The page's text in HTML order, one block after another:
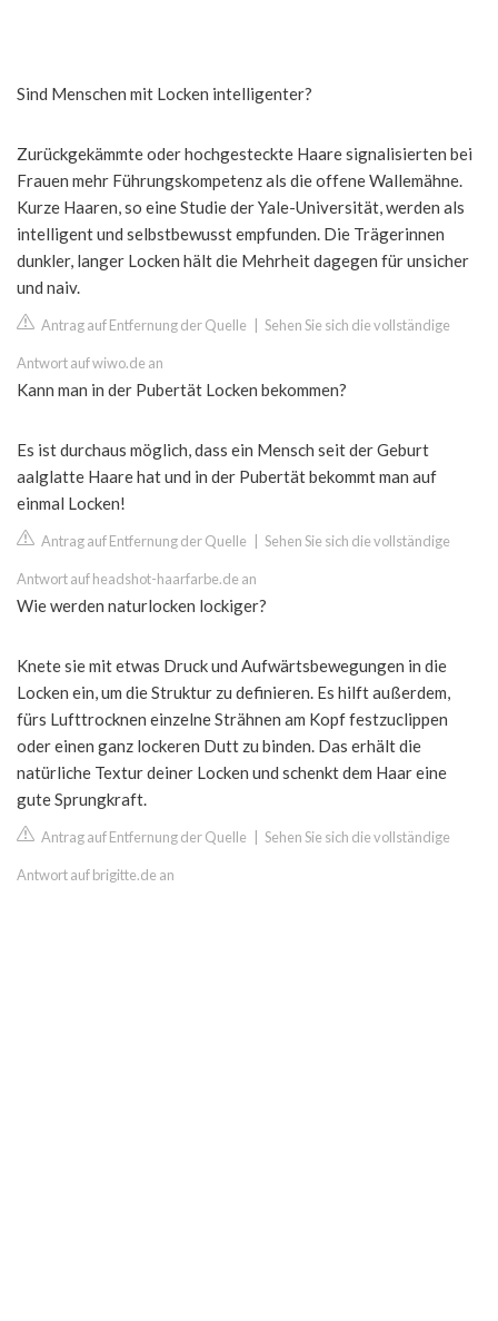
Sind Menschen mit Locken intelligenter?
Zurückgekämmte oder hochgesteckte Haare signalisierten bei
Frauen mehr Führungskompetenz als die offene Wallemähne.
Kurze Haaren, so eine Studie der Yale-Universität, werden als
intelligent und selbstbewusst empfunden. Die Trägerinnen
dunkler, langer Locken hält die Mehrheit dagegen für unsicher
und naiv.
Antrag auf Entfernung der Quelle Sehen Sie sich die vollständige
Antwort auf wiwo.de an
Kann man in der Pubertät Locken bekommen?
Es ist durchaus möglich, dass ein Mensch seit der Geburt
aalglatte Haare hat und in der Pubertät bekommt man auf
einmal Locken!
Antrag auf Entfernung der Quelle Sehen Sie sich die vollständige
Antwort auf headshot-haarfarbe.de an
Wie werden naturlocken lockiger?
Knete sie mit etwas Druck und Aufwärtsbewegungen in die
Locken ein, um die Struktur zu definieren. Es hilft außerdem,
fürs Lufttrocknen einzelne Strähnen am Kopf festzuclippen
oder einen ganz lockeren Dutt zu binden. Das erhält die
natürliche Textur deiner Locken und schenkt dem Haar eine
gute Sprungkraft.
Antrag auf Entfernung der Quelle Sehen Sie sich die vollständige
Antwort auf brigitte.de an